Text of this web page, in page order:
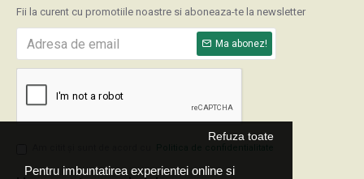
Pentru imbuntatirea experientei online si
Refuza toate
Fii la curent cu promotiile noastre si aboneaza-te la newsletter
Ma abonez!